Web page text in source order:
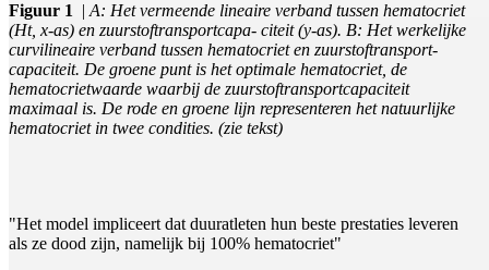
Figuur 1 |A: Het vermeende lineaire verband tussen hematocriet
(Ht, x-as) en zuurstoftransportcapa- citeit (y-as). B: Het werkelijke
curvilineaire verband tussen hematocriet en zuurstoftransport-
capaciteit. De groene punt is het optimale hematocriet, de
hematocrietwaarde waarbij de zuurstoftransportcapaciteit
maximaal is. De rode en groene lijn representeren het natuurlijke
hematocriet in twee condities. (zie tekst)
"Het model impliceert dat duuratleten hun beste prestaties leveren
als ze dood zijn, namelijk bij 100% hematocriet"